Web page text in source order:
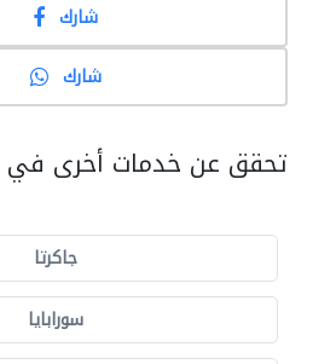
شارك
شارك
تحقق عن خدمات أخرى في
جاكرتا
سورابايا